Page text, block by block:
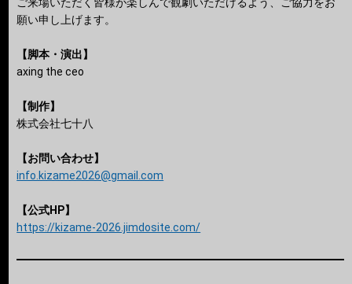
願い申し上げます。
【脚本・演出】
axing the ceo
【制作】
株式会社七十八
【お問い合わせ】
info.kizame2026@gmail.com
【公式HP】
https://kizame-2026.jimdosite.com/